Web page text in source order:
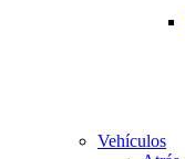
Vehículos